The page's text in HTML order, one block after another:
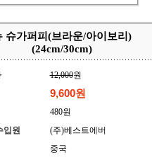
슈가퍼피(브라운/아이보리)
(24cm/30cm)
12,000원
9,600원
480원
입원
(주)베스트에버
중국